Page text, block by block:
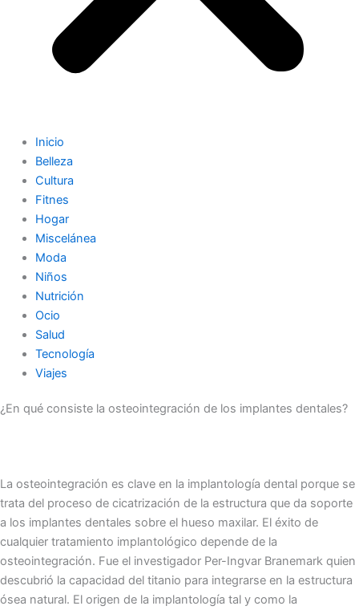
Inicio
Belleza
Cultura
Fitnes
Hogar
Miscelánea
Moda
Niños
Nutrición
Ocio
Salud
Tecnología
Viajes
¿En qué consiste la osteointegración de los implantes dentales?
La osteointegración es clave en la implantología dental porque se
trata del proceso de cicatrización de la estructura que da soporte
a los implantes dentales sobre el hueso maxilar. El éxito de
cualquier tratamiento implantológico depende de la
osteointegración. Fue el investigador Per-Ingvar Branemark quien
descubrió la capacidad del titanio para integrarse en la estructura
ósea natural. El origen de la implantología tal y como la